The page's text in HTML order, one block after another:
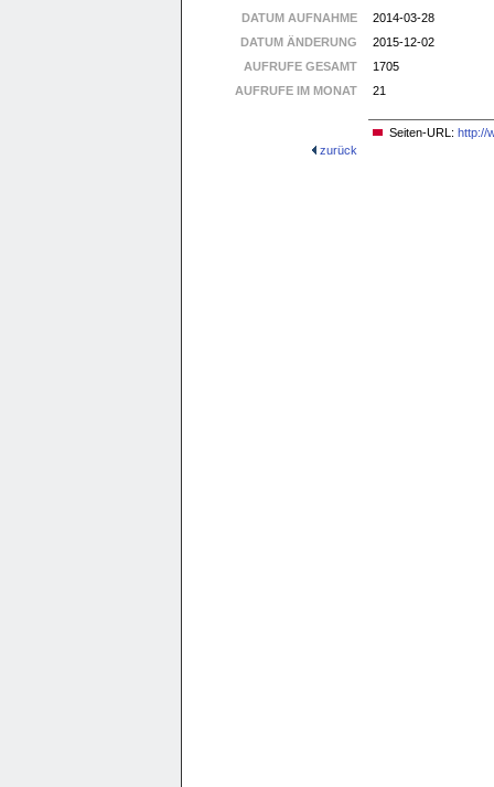
DATUM AUFNAHME
2014-03-28
DATUM ÄNDERUNG
2015-12-02
AUFRUFE GESAMT
1705
AUFRUFE IM MONAT
21
Seiten-URL: http://
zurück